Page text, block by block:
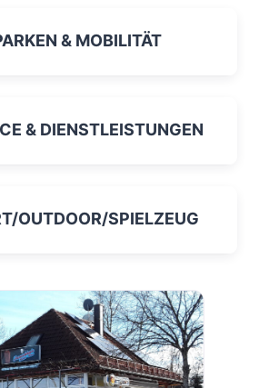
& MOBILITÄT
& DIENSTLEISTUNGEN
OUTDOOR/SPIELZEUG